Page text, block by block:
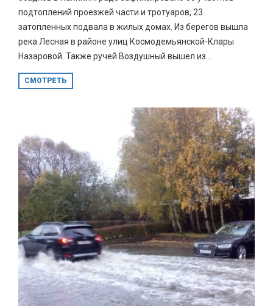
подтоплений проезжей части и тротуаров, 23
затопленных подвала в жилых домах. Из берегов вышла
река Лесная в районе улиц Космодемьянской-Клары
Назаровой. Также ручей Воздушный вышел из...
СМОТРЕТЬ